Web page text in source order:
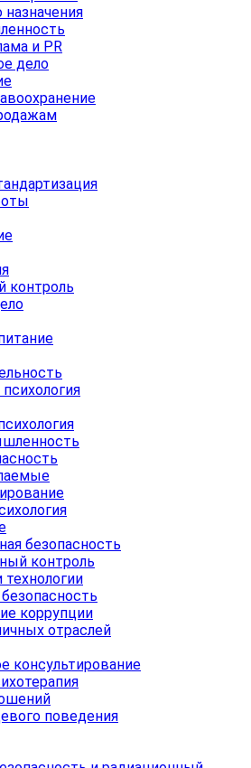
и PR
дело
контроль
безопасность
контроль
коррупции
отраслей
консультирование
поведения